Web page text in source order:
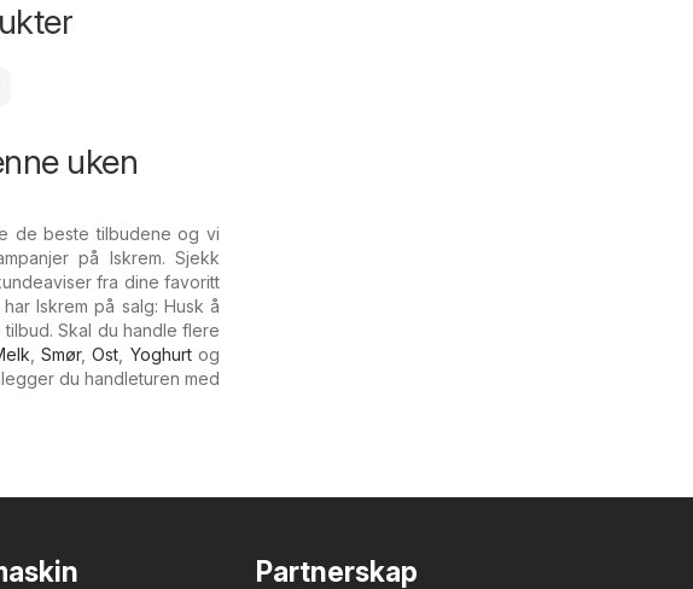
uken
de beste tilbudene og vi
på Iskrem. Sjekk
fra dine favoritt
Iskrem på salg: Husk å
Skal du handle flere
,Smør,Ost Yoghurtog
du handleturen med
Partnerskap